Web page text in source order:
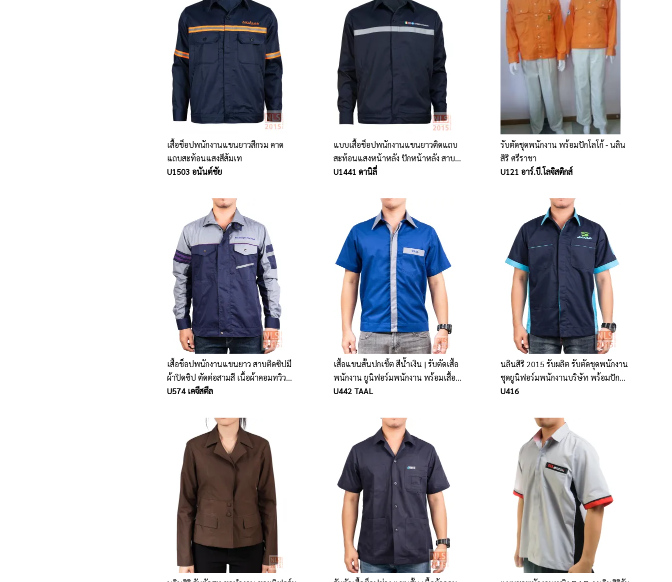
เสื้อช็อปพนักงานแขนยาวสีกรม คาด
แถบสะท้อนแสงสีส้มเท
U1503 อนันต์ชัย
แบบเสื้อช็อปพนักงานแขนยาวติดแถบ
สะท้อนแสงหน้าหลัง ปักหน้าหลัง สาบ
ติดซิป มีกระเป๋าเจาะข้าง
U1441 ดานิลี่
รับตัดชุดพนักงาน พร้อมปักโลโก้ - นลิน
สิริ ศรีราชา
U121 อาร์.บี.โลจิสติกส์
เสื้อช็อปพนักงานแขนยาว สาบติดซิปมี
ผ้าปิดซิป ตัดต่อสามสี เนื้อผ้าคอมทวิว
แบบบาง
U574 เคจีสตีล
เสื้อแขนสั้นปกเชิ้ต สีน้ำเงิน | รับตัดเสื้อ
พนักงาน ยูนิฟอร์มพนักงาน พร้อมเสื้อ
ช้อป เสื้อช่าง พร้อมปักโลโก้
U442 TAAL
นลินสิริ 2015 รับผลิต รับตัดชุดพนักงาน
ชุดยูนิฟอร์มพนักงานบริษัท พร้อมปัก
โลโก้ เสื้อเชิ้ต เสื้อโปโล
U416